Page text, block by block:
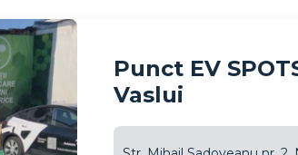
Punct EV
Vaslui